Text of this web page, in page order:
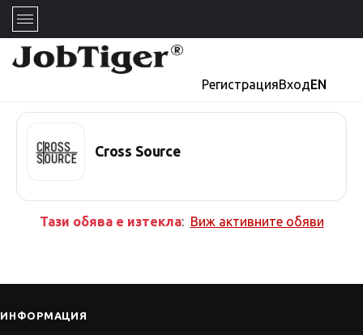
РегистрацияВходEN
Cross Source
Тази обява е изтекла: Виж активните обяви
ИНФОРМАЦИЯ